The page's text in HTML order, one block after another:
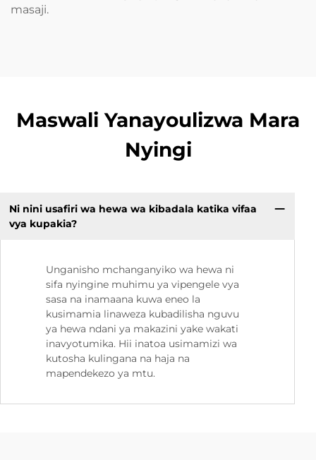
masaji.
Maswali Yanayoulizwa Mara
Nyingi
Ni nini usafiri wa hewa wa kibadala katika vifaa
vya kupakia?
Unganisho mchanganyiko wa hewa ni
sifa nyingine muhimu ya vipengele vya
sasa na inamaana kuwa eneo la
kusimamia linaweza kubadilisha nguvu
ya hewa ndani ya makazini yake wakati
inavyotumika. Hii inatoa usimamizi wa
kutosha kulingana na haja na
mapendekezo ya mtu.